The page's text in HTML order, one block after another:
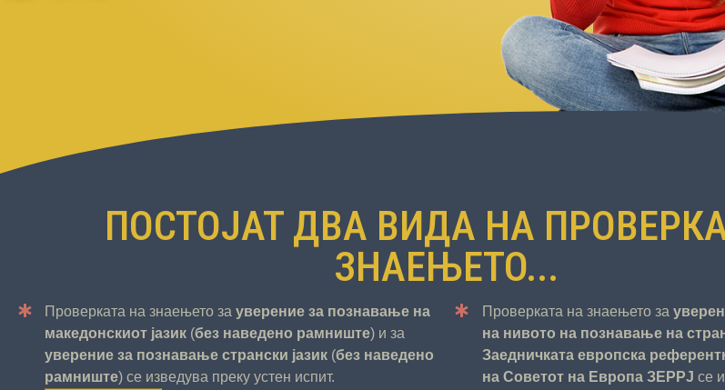
ПОСТОЈАТ ДВА ВИДА НА
ЗНАЕЊЕТО...
Проверката на знаењето за уверение за познавање на
македонскиот јазик (без наведено рамниште) и за
уверение за познавање странски јазик (без наведено
рамниште) се изведува преку устен испит.
Проверката на знаењето за
на нивото на познавање на
Заедничката европска
на Советот на Европа ЗЕРРЈ се